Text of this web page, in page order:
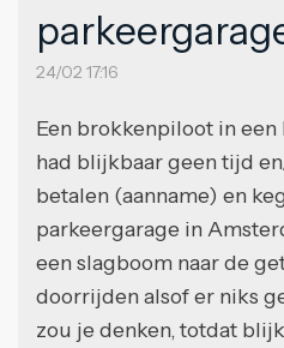
24/02 17:16
Een brokkenpiloot in een
had blijkbaar geen tijd
betalen (aanname) en
parkeergarage in
een slagboom naar de
doorrijden alsof er niks
zou je denken, totdat